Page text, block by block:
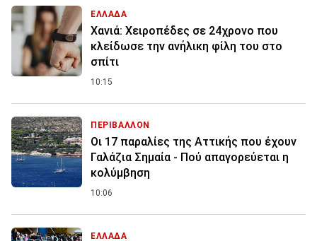
ΕΛΛΑΔΑ
Χανιά: Χειροπέδες σε 24χρονο που
κλείδωσε την ανήλικη φίλη του στο
σπίτι
10:15
ΠΕΡΙΒΑΛΛΟΝ
Οι 17 παραλίες της Αττικής που έχουν
Γαλάζια Σημαία - Πού απαγορεύεται η
κολύμβηση
10:06
ΕΛΛΑΔΑ